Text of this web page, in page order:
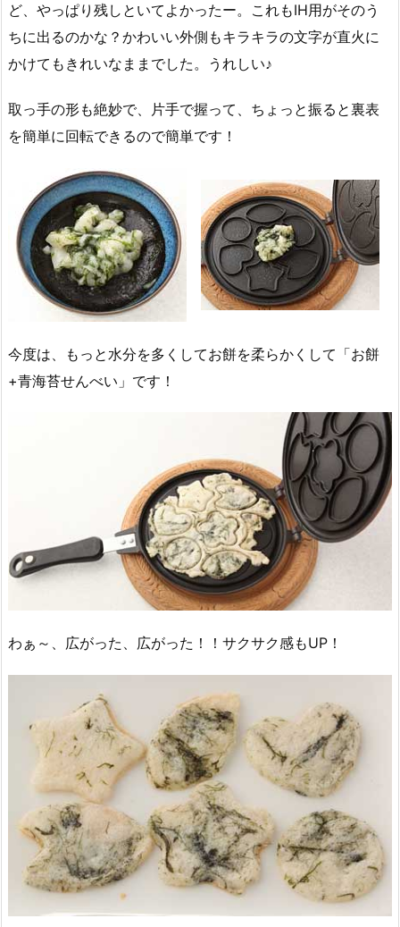
ど、やっぱり残しといてよかったー。これもIH用がそのう
ちに出るのかな？かわいい外側もキラキラの文字が直火に
かけてもきれいなままでした。うれしい♪
取っ手の形も絶妙で、片手で握って、ちょっと振ると裏表
を簡単に回転できるので簡単です！
今度は、もっと水分を多くしてお餅を柔らかくして「お餅
+青海苔せんべい」です！
わぁ～、広がった、広がった！！サクサク感もUP！